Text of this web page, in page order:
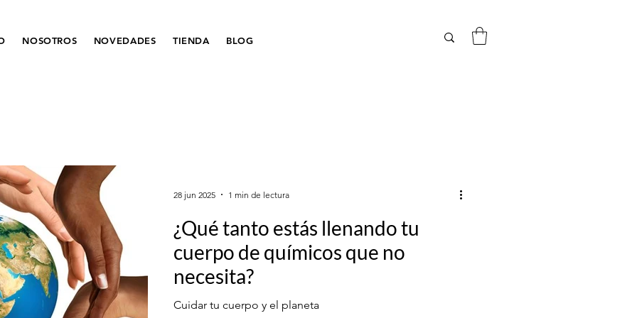
NOSOTROS NOVEDADES TIENDA BLOG
¿Qué tanto estás llenando tu
cuerpo de químicos que no
necesita?
Cuidar tu cuerpo y el planeta
28 jun 2025 1 min de lectura